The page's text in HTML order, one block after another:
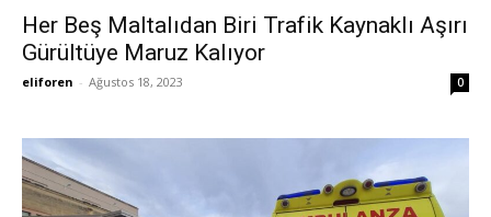
Her Beş Maltalıdan Biri Trafik Kaynaklı Aşırı
Gürültüye Maruz Kalıyor
eliforen - Ağustos 18, 2023 0